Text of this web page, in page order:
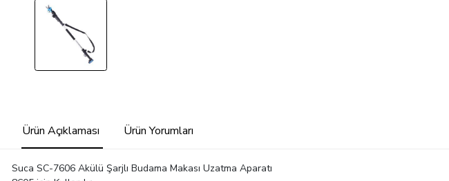
Ürün Açıklaması Ürün Yorumları
Suca SC-7606 Akülü Şarjlı Budama Makası Uzatma Aparatı